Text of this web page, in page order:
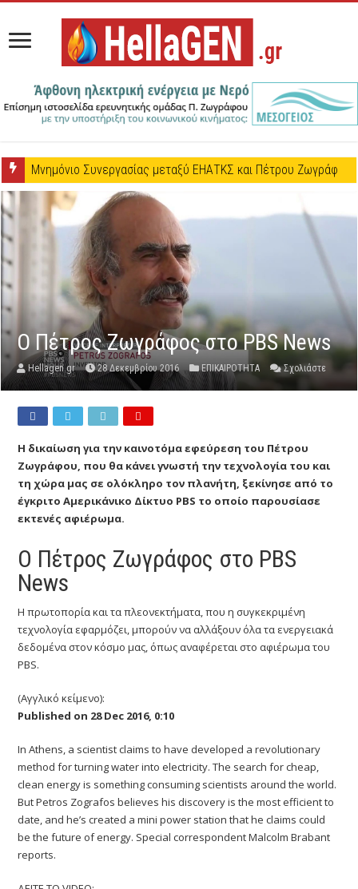
Μνημόνιο Συνεργασίας μεταξύ ΕΗΑΤΚΣ και Πέτρου Ζωγράφου
Ο Πέτρος Ζωγράφος στο PBS News
Hellagen.gr 28 Δεκεμβρίου 2016 ΕΠΙΚΑΙΡΟΤΗΤΑ Σχολιάστε
Η δικαίωση για την καινοτόμα εφεύρεση του Πέτρου
Ζωγράφου, που θα κάνει γνωστή την τεχνολογία του και
τη χώρα μας σε ολόκληρο τον πλανήτη, ξεκίνησε από το
έγκριτο Αμερικάνικο Δίκτυο PBS το οποίο παρουσίασε
εκτενές αφιέρωμα.
Ο Πέτρος Ζωγράφος στο PBS
News
Η πρωτοπορία και τα πλεονεκτήματα, που η συγκεκριμένη
τεχνολογία εφαρμόζει, μπορούν να αλλάξουν όλα τα ενεργειακά
δεδομένα στον κόσμο μας, όπως αναφέρεται στο αφιέρωμα του
PBS.
(Αγγλικό κείμενο):
Published on 28 Dec 2016, 0:10
In Athens, a scientist claims to have developed a revolutionary
method for turning water into electricity. The search for cheap,
clean energy is something consuming scientists around the world.
But Petros Zografos believes his discovery is the most efficient to
date, and he’s created a mini power station that he claims could
be the future of energy. Special correspondent Malcolm Brabant
reports.